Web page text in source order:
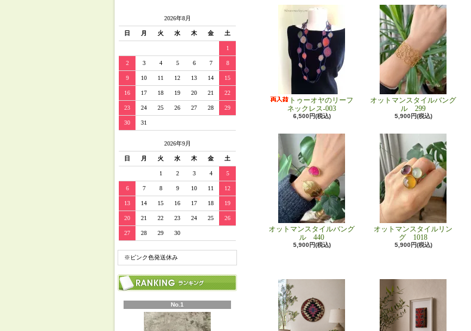
2026年8月
日 月 火 水 木 金 土
1
2 3 4 5 6 7 8
9 10 11 12 13 14 15
16 17 18 19 20 21 22
23 24 25 26 27 28 29
30 31
2026年9月
日 月 火 水 木 金 土
1 2 3 4 5
6 7 8 9 10 11 12
13 14 15 16 17 18 19
20 21 22 23 24 25 26
27 28 29 30
※ピンク色発送休み
No.1
トゥーオヤのリーフ
ネックレス-003
6,500円(税込)
オットマンスタイルバング
ル 299
5,900円(税込)
オットマンスタイルバング
ル 440
5,900円(税込)
オットマンスタイルリン
グ 1018
5,900円(税込)